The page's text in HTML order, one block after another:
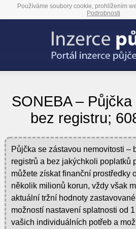
Používáme soubory cookie, prohlížením
Podrobnosti
SONEBA –
bez registru;
Půjčka se zástavou nemovitosti –
registrů a bez jakýchkoli poplatků
můžete získat finanční prostředky
několik milionů korun, vždy však
aktuální tržní hodnoty
možností nastavení splatnosti od
vašich individuálních potřeb a